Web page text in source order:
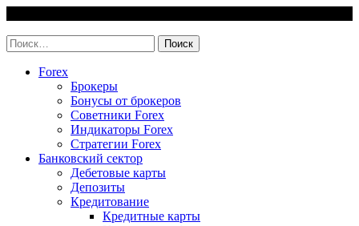
content
Найти:
Forex
Брокеры
Бонусы от брокеров
Советники Forex
Индикаторы Forex
Стратегии Forex
Банковский сектор
Дебетовые карты
Депозиты
Кредитование
Кредитные карты